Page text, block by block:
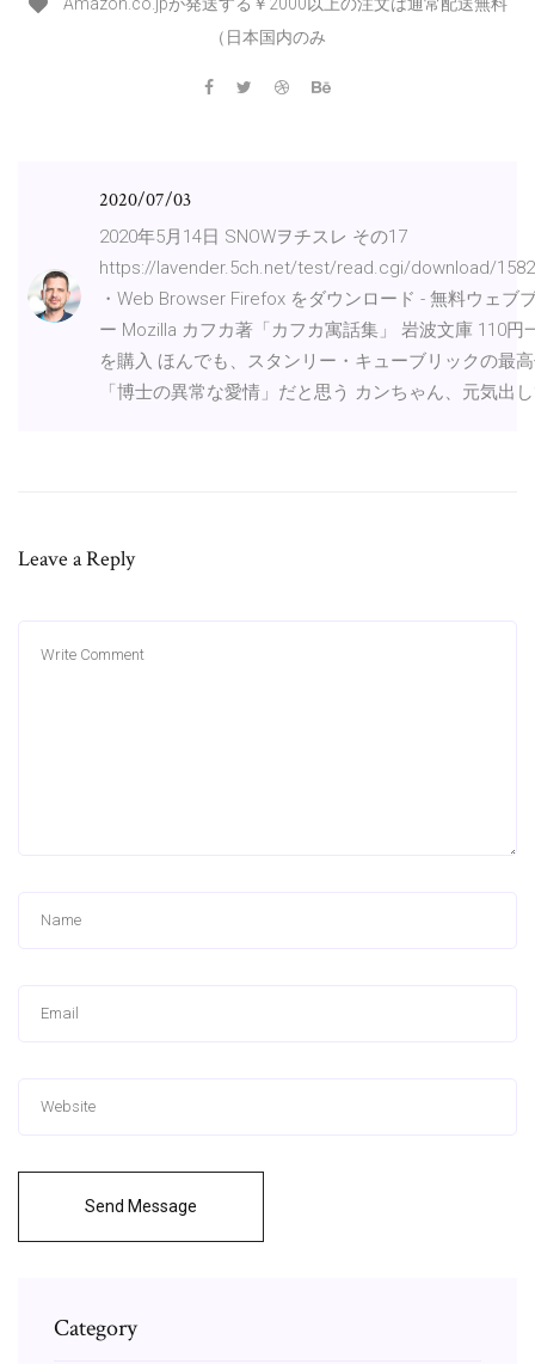
Amazon.co.jpが発送する￥2000以上の注文は通常配送無料
（日本国内のみ
2020/07/03
2020年5月14日 SNOWヲチスレ その17
https://lavender.5ch.net/test/read.cgi/download/
・Web Browser Firefox をダウンロード - 無料ウェブ
ー Mozilla カフカ著「カフカ寓話集」 岩波文庫 110円
を購入 ほんでも、スタンリー・キューブリックの最
「博士の異常な愛情」だと思う カンちゃん、元気出
Leave a Reply
Send Message
Category